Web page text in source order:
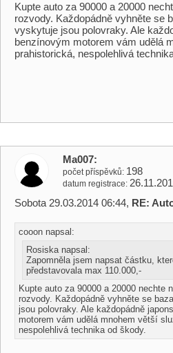
Kupte auto za 90000 a 20000
rozvody. Každopádně vyhněte se
vyskytuje jsou polovraky. Ale
benzínovým motorem vám udělá
prahistorická, nespolehlivá
Ma007
počet příspěvků 198
datum registrace
Sobota 29.03.2014 06:44, RE:
cooon napsal:
Rosiska napsal:
Zapomněla jsem napsat částku,
představovala max 110.000,-
Kupte auto za 90000 a 20000 nechte
rozvody. Každopádně vyhněte se
jsou polovraky. Ale každopádně
motorem vám udělá mnohem větší
nespolehlivá technika od škody.